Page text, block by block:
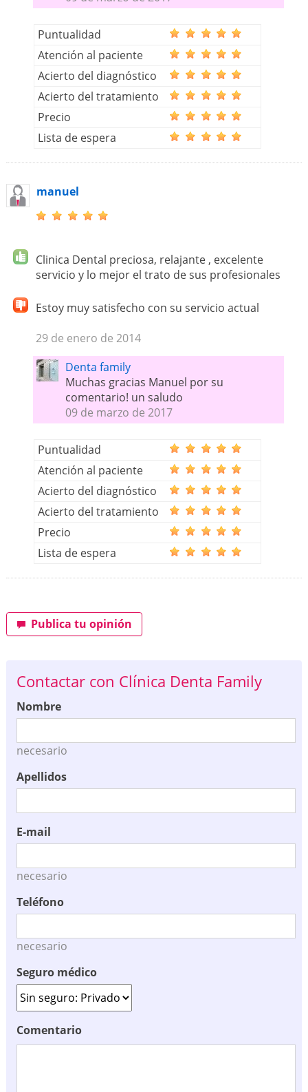
Puntualidad
Atención al paciente
Acierto del diagnóstico
Acierto del tratamiento
Precio
Lista de espera
manuel
Clinica Dental preciosa, relajante , excelente
servicio y lo mejor el trato de sus profesionales
Estoy muy satisfecho con su servicio actual
29 de enero de 2014
Denta family
Muchas gracias Manuel por su
comentario! un saludo
09 de marzo de 2017
Puntualidad
Atención al paciente
Acierto del diagnóstico
Acierto del tratamiento
Precio
Lista de espera
Publica tu opinión
Contactar con Clínica Denta Family
Nombre
necesario
Apellidos
E-mail
necesario
Teléfono
necesario
Seguro médico
Comentario